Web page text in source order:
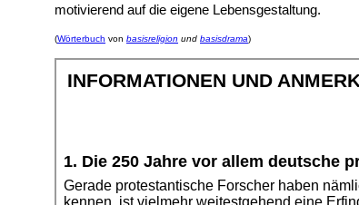
motivierend auf die eigene Lebensgestaltung.
(Wörterbuch von basisreligion und basisdrama)